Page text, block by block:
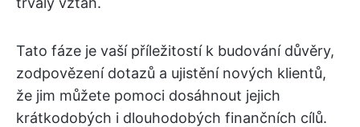
Tato fáze je vaší příležitostí k budování důvěry,
zodpovězení dotazů a ujistění nových klientů,
že jim můžete pomoci dosáhnout jejich
krátkodobých i dlouhodobých finančních cílů.